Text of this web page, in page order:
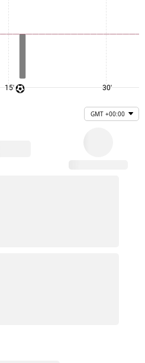
15' 30'
GMT +00:00